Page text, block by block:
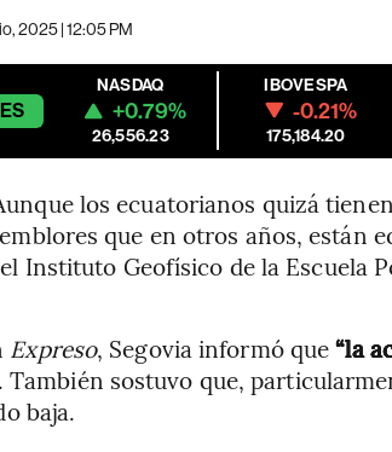
2025 | 12:05 PM
NASDAQ
+0.79%
26,556.23
IBOVESPA
-0.21%
175,184.20
los ecuatorianos quizá
que en otros años, están
Instituto Geofísico de la Escuela
Expreso, Segovia informó que“la
También sostuvo que,
baja.